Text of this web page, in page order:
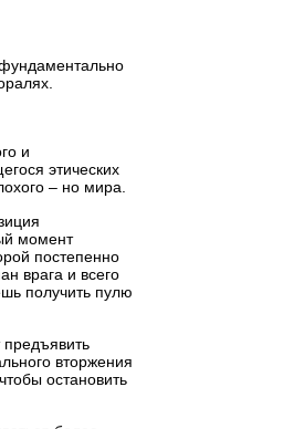
и
этических
– но мира.
момент
постепенно
врага и всего
получить пулю
вторжения
остановить